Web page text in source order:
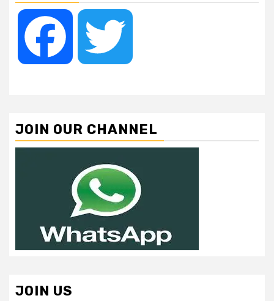
Facebook
JOIN OUR CHANNEL
JOIN US